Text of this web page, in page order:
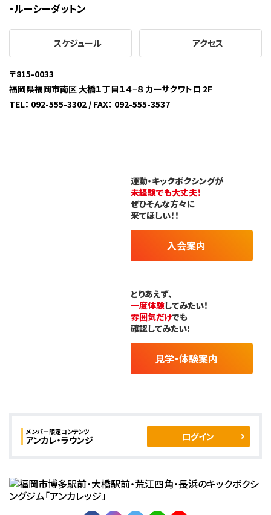
ルーシーダットン
スケジュール アクセス
〒815-0033
福岡県福岡市南区 ⼤橋１丁⽬１４−８ カーサクワトロ 2F
TEL： 092-555-3302 / FAX： 092-555-3537
運動・キックボクシングが
未経験でも大丈夫！
ぜひそんな方々に
来てほしい！！
入会案内
とりあえず、
一度体験してみたい！
雰囲気だけでも
確認してみたい!
見学・体験案内
メンバー限定コンテンツ
アンカレ・ラウンジ ログイン